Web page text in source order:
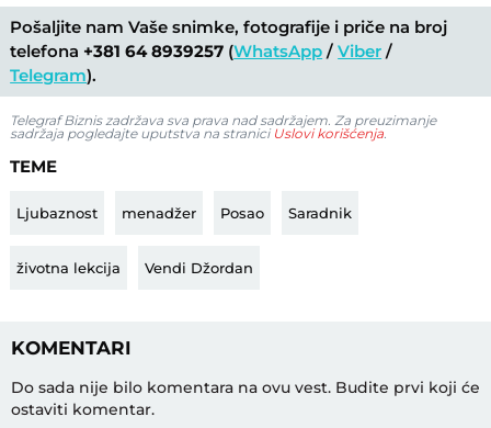
Pošaljite nam Vaše snimke, fotografije i priče na broj
telefona +381 64 8939257 (WhatsApp /Viber /
Telegram).
Telegraf Biznis zadržava sva prava nad sadržajem. Za preuzimanje
sadržaja pogledajte uputstva na stranici Uslovi korišćenja
TEME
Ljubaznost menadžer Posao Saradnik
životna lekcija Vendi Džordan
KOMENTARI
Do sada nije bilo komentara na ovu vest. Budite prvi koji će
ostaviti komentar.